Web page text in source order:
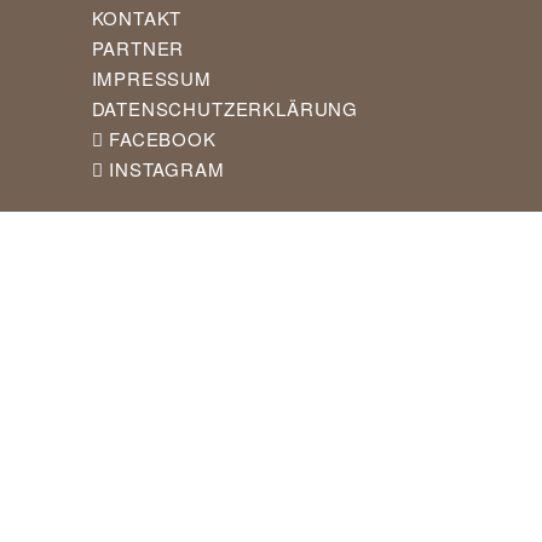
KONTAKT
PARTNER
IMPRESSUM
DATENSCHUTZERKLÄRUNG
FACEBOOK
INSTAGRAM